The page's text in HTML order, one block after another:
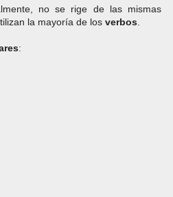
no se rige de las mismas
la mayoría de los verbos
: